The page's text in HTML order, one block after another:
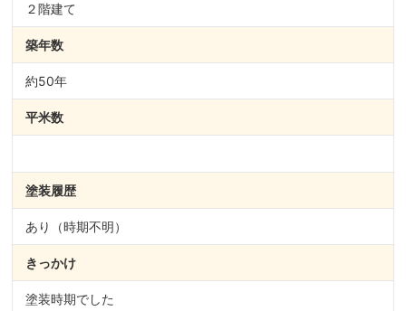
２階建て
築年数
約50年
平米数
塗装履歴
あり（時期不明）
きっかけ
塗装時期でした